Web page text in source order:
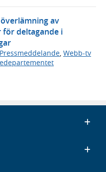
av
deltagande i
Pressmeddelande Webb-tv